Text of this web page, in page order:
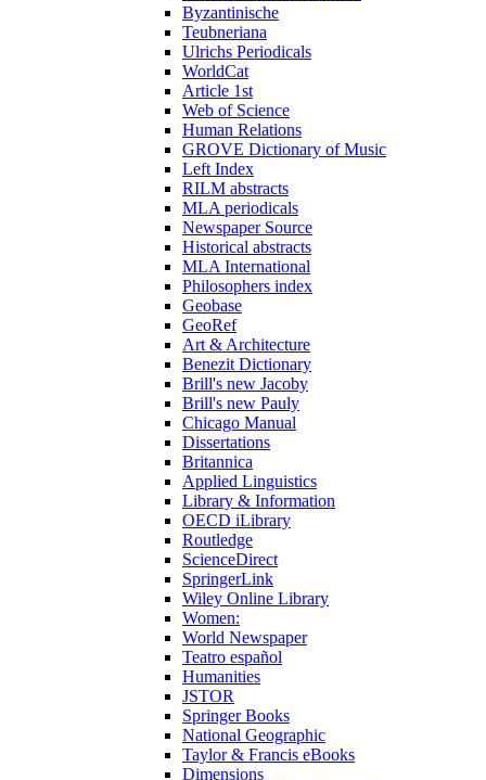
Byzantinische
Teubneriana
Ulrichs Periodicals
WorldCat
Article 1st
Web of Science
Human Relations
GROVE Dictionary of Music
Left Index
RILM abstracts
MLA periodicals
Newspaper Source
Historical abstracts
MLA International
Philosophers index
Geobase
GeoRef
Art & Architecture
Benezit Dictionary
Brill's new Jacoby
Brill's new Pauly
Chicago Manual
Dissertations
Britannica
Applied Linguistics
Library & Information
OECD iLibrary
Routledge
ScienceDirect
SpringerLink
Wiley Online Library
Women:
World Newspaper
Teatro español
Humanities
JSTOR
Springer Books
National Geographic
Taylor & Francis eBooks
Dimensions